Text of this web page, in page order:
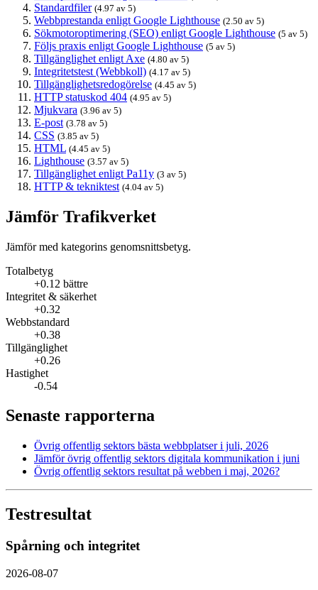
Standardfiler (4.97 av 5)
Webbprestanda enligt Google Lighthouse (2.50 av 5)
Sökmotoroptimering (SEO) enligt Google Lighthouse (5 av 5)
Följs praxis enligt Google Lighthouse (5 av 5)
Tillgänglighet enligt Axe (4.80 av 5)
Integritetstest (Webbkoll) (4.17 av 5)
Tillgänglighetsredogörelse (4.45 av 5)
HTTP statuskod 404 (4.95 av 5)
Mjukvara (3.96 av 5)
E-post (3.78 av 5)
CSS (3.85 av 5)
HTML (4.45 av 5)
Lighthouse (3.57 av 5)
Tillgänglighet enligt Pa11y (3 av 5)
HTTP & tekniktest (4.04 av 5)
Jämför Trafikverket
Jämför med kategorins genomsnittsbetyg.
Totalbetyg
+0.12 bättre
Integritet & säkerhet
+0.32
Webbstandard
+0.38
Tillgänglighet
+0.26
Hastighet
-0.54
Senaste rapporterna
Övrig offentlig sektors bästa webbplatser i juli, 2026
Jämför övrig offentlig sektors digitala kommunikation i juni
Övrig offentlig sektors resultat på webben i maj, 2026?
Testresultat
Spårning och integritet
2026-08-07